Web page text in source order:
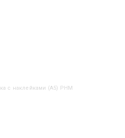
с наклейками (А5) РНМ